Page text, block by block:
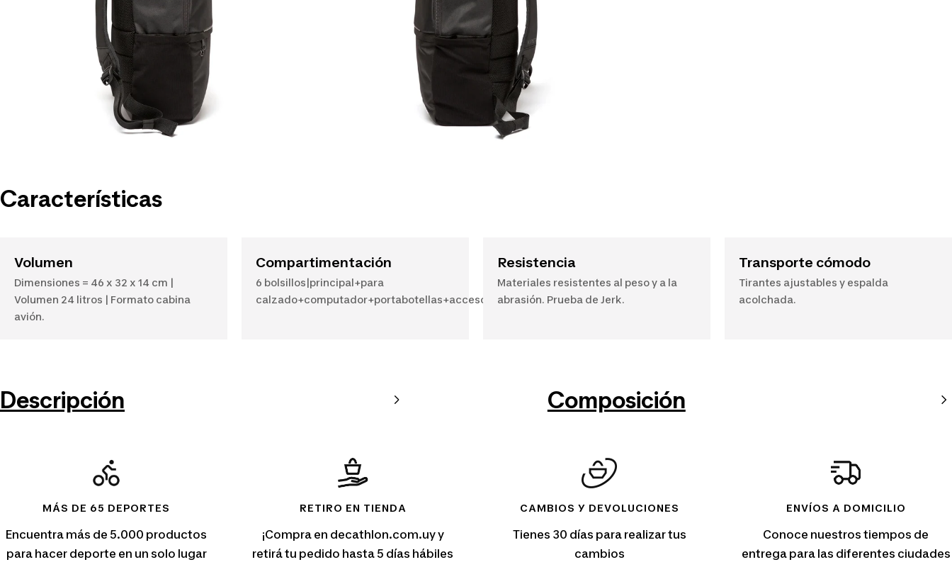
Características
Volumen
Dimensiones = 46 x 32 x 14 cm |
Volumen 24 litros | Formato cabina
avión.
Compartimentación
6 bolsillos|principal+para
calzado+computador+portabotellas+accesorios
Resistencia
Materiales resistentes al peso y a la
abrasión. Prueba de Jerk.
Transporte cómodo
Tirantes ajustables y espalda
acolchada.
Descripción Composición
MÁS DE 65 DEPORTES
Encuentra más de 5.000 productos
para hacer deporte en un solo lugar
RETIRO EN TIENDA
¡Compra en decathlon.com.uy y
retirá tu pedido hasta 5 días hábiles
CAMBIOS Y DEVOLUCIONES
Tienes 30 días para realizar tus
cambios
ENVÍOS A DOMICILIO
Conoce nuestros tiempos de
entrega para las diferentes ciudades